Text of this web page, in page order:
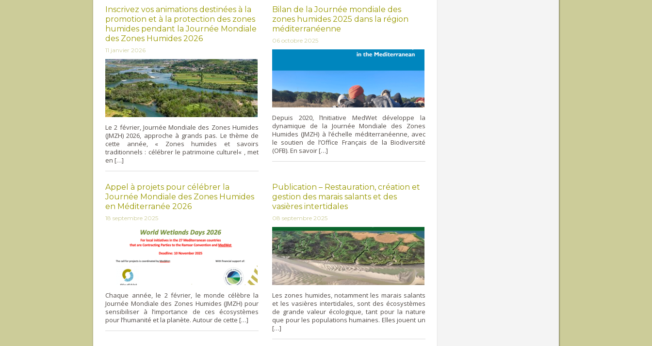
Inscrivez vos animations destinées à la
promotion et à la protection des zones
humides pendant la Journée Mondiale
des Zones Humides 2026
11 janvier 2026
Le 2 février, Journée Mondiale des Zones Humides
(JMZH) 2026, approche à grands pas. Le thème de
cette année, « Zones humides et savoirs
traditionnels : célébrer le patrimoine culturel« , met
en […]
Bilan de la Journée mondiale des
zones humides 2025 dans la région
méditerranéenne
06 octobre 2025
Depuis 2020, l’Initiative MedWet développe la
dynamique de la Journée Mondiale des Zones
Humides (JMZH) à l’échelle méditerranéenne, avec
le soutien de l’Office Français de la Biodiversité
(OFB). En savoir […]
Appel à projets pour célébrer la
Journée Mondiale des Zones Humides
en Méditerranée 2026
18 septembre 2025
Chaque année, le 2 février, le monde célèbre la
Journée Mondiale des Zones Humides (JMZH) pour
sensibiliser à l’importance de ces écosystèmes
pour l’humanité et la planète. Autour de cette […]
Publication – Restauration, création et
gestion des marais salants et des
vasières intertidales
08 septembre 2025
Les zones humides, notamment les marais salants
et les vasières intertidales, sont des écosystèmes
de grande valeur écologique, tant pour la nature
que pour les populations humaines. Elles jouent un
[…]